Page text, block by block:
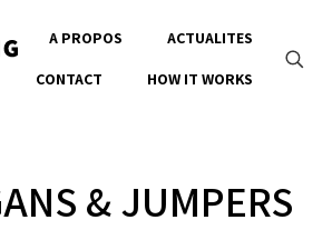
A PROPOS ACTUALITES
CONTACT HOW IT WORKS
& JUMPERS